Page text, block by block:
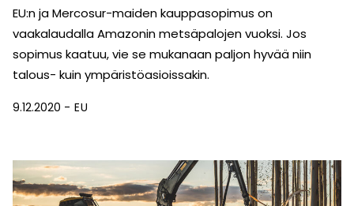
EU:n ja Mercosur-maiden kauppasopimus on
vaakalaudalla Amazonin metsäpalojen vuoksi. Jos
sopimus kaatuu, vie se mukanaan paljon hyvää niin
talous- kuin ympäristöasioissakin.
9.12.2020 EU